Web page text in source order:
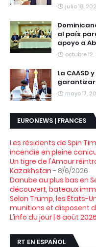
julio 18,
al país
apoyo a
octubre
La
mayo 17,
EURONEWS | FRANCES
Les résidents de Spin
incendie en pleine
Un tigre de l'Amour
Kazakhstan - 8/6/2026
Danube au plus bas en
découvert, bateaux
Selon Trump, les États-
munitions et disposent
L’info du jour | 6 août
RT EN ESPAÑOL